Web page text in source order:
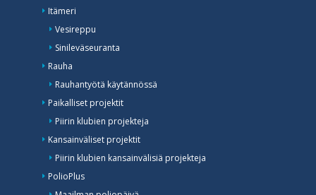
Itämeri
Vesireppu
Sinileväseuranta
Rauha
Rauhantyötä käytännössä
Paikalliset projektit
Piirin klubien projekteja
Kansainväliset projektit
Piirin klubien kansainvälisiä projekteja
PolioPlus